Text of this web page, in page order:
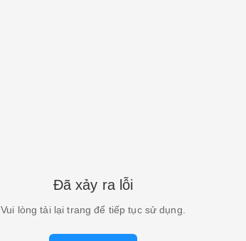
Đã xảy ra lỗi
Vui lòng tải lại trang để tiếp tục sử dụng.